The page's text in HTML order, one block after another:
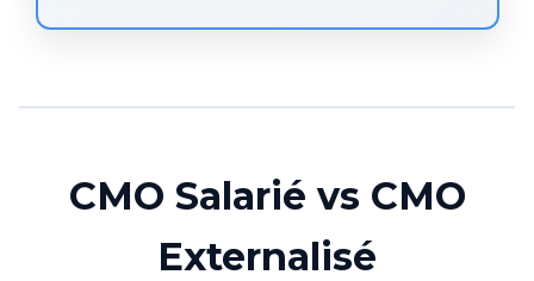
CMO Salarié vs CMO
Externalisé